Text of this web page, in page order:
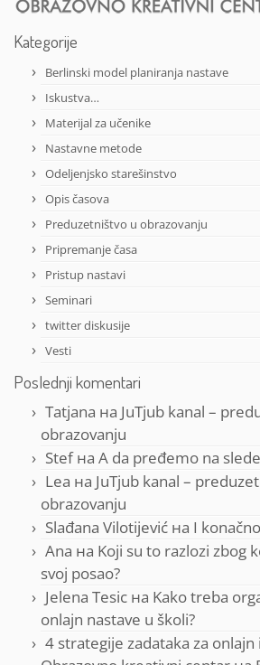
Kategorije
Berlinski model planiranja nastave
Iskustva…
Materijal za učenike
Nastavne metode
Odeljenjsko starešinstvo
Opis časova
Preduzetništvo u obrazovanju
Pripremanje časa
Pristup nastavi
Seminari
twitter diskusije
Vesti
Poslednji komentari
Tatjana на JuTjub kanal –
obrazovanju
Stefна A da pređemo na
Lea на JuTjub kanal –
obrazovanju
Slađana Vilotijević на I
Ana на Koji su to razlozi zbog
svoj posao?
Jelena Tesic на Kako treba
onlajn nastave u školi?
4 strategije zadataka za